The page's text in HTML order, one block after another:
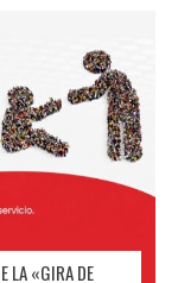
LA «GIRA DE